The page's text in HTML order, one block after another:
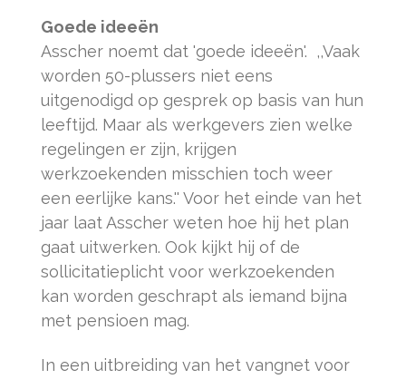
Goede ideeën
Asscher noemt dat 'goede ideeën'. ,,Vaak
worden 50-plussers niet eens
uitgenodigd op gesprek op basis van hun
leeftijd. Maar als werkgevers zien welke
regelingen er zijn, krijgen
werkzoekenden misschien toch weer
een eerlijke kans.'' Voor het einde van het
jaar laat Asscher weten hoe hij het plan
gaat uitwerken. Ook kijkt hij of de
sollicitatieplicht voor werkzoekenden
kan worden geschrapt als iemand bijna
met pensioen mag.
In een uitbreiding van het vangnet voor